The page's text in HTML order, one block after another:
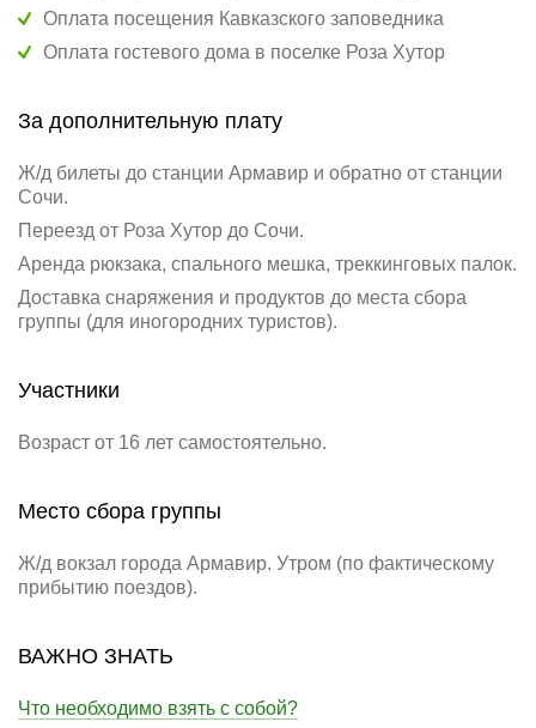
Оплата посещения Кавказского заповедника
Оплата гостевого дома в поселке Роза Хутор
За дополнительную плату
Ж/д билеты до станции Армавир и обратно от станции
Сочи.
Переезд от Роза Хутор до Сочи.
Аренда рюкзака, спального мешка, треккинговых палок.
Доставка снаряжения и продуктов до места сбора
группы (для иногородних туристов).
Участники
Возраст от 16 лет самостоятельно.
Место сбора группы
Ж/д вокзал города Армавир. Утром (по фактическому
прибытию поездов).
ВАЖНО ЗНАТЬ
Что необходимо взять с собой?